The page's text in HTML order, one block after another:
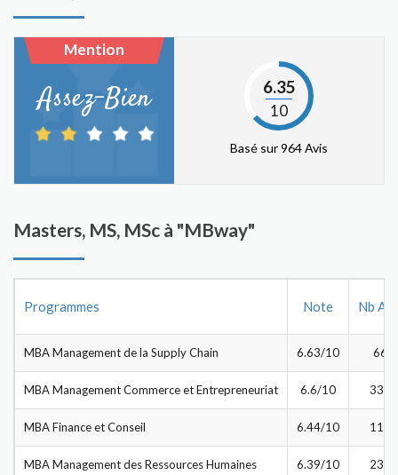
Mention
Assez-Bien 6.35
10
Basé sur 964 Avis
Masters, MS, MSc à "MBway"
Programmes Note Nb
MBA Management de la Supply Chain 6.63/10 66
MBA Management Commerce et Entrepreneuriat 6.6/10 333
MBA Finance et Conseil 6.44/10 115
MBA Management des Ressources Humaines 6.39/10 237